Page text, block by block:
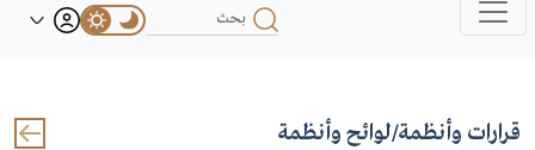
قرارات وأنظمة/لوائح وأنظمة